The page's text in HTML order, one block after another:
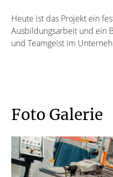
Heute ist das Projekt ein
Ausbildungsarbeit und ein
und Teamgeist im